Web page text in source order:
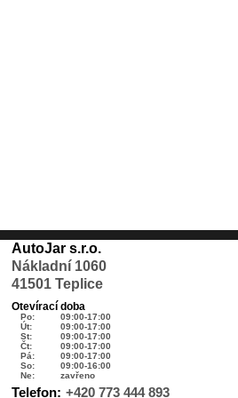
AutoJar s.r.o.
Nákladní 1060
41501 Teplice
Otevírací doba
Po:
09:00-17:00
Út:
09:00-17:00
St:
09:00-17:00
Čt:
09:00-17:00
Pá:
09:00-17:00
So:
09:00-16:00
Ne:
zavřeno
Telefon: +420 773 444 893